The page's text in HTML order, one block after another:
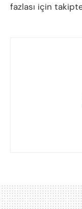
fazlası için